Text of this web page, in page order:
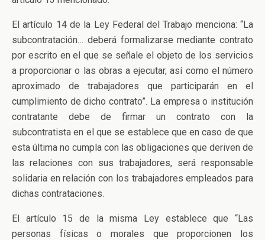
El artículo 14 de la Ley Federal del Trabajo menciona: “La
subcontratación… deberá formalizarse mediante contrato
por escrito en el que se señale el objeto de los servicios
a proporcionar o las obras a ejecutar, así como el número
aproximado de trabajadores que participarán en el
cumplimiento de dicho contrato”. La empresa o institución
contratante debe de firmar un contrato con la
subcontratista en el que se establece que en caso de que
esta última no cumpla con las obligaciones que deriven de
las relaciones con sus trabajadores, será responsable
solidaria en relación con los trabajadores empleados para
dichas contrataciones.
El artículo 15 de la misma Ley establece que “Las
personas físicas o morales que proporcionen los